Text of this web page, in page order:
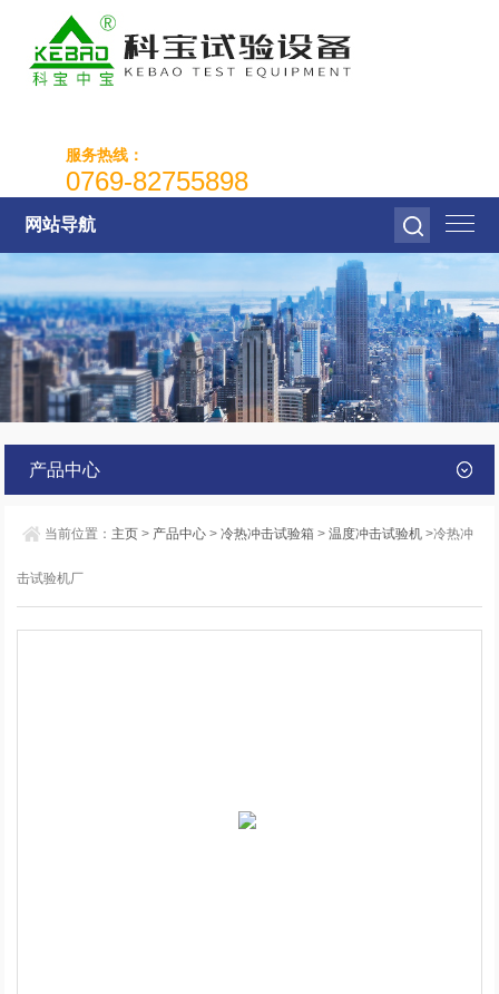
服务热线：
0769-82755898
网站导航
产品中心
当前位置： 主页 > 产品中心 >冷热冲击试验箱 >温度冲击试验机 >冷热冲
击试验机厂